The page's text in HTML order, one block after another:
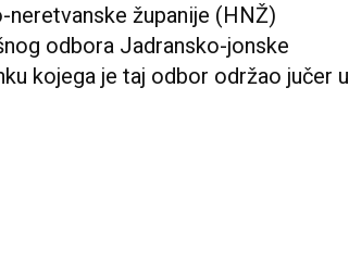
županije (HNŽ)
odbora Jadransko-jonske
kojega je taj odbor održao jučer u